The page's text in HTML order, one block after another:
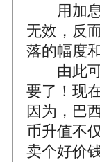
用加息
无效，反
落的幅度
由此可
要了！现
因为，巴
币升值不
卖个好价